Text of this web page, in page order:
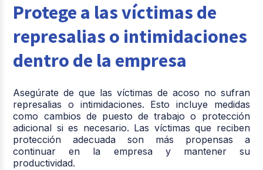
Protege a las víctimas de
represalias o intimidaciones
dentro de la empresa
Asegúrate de que las víctimas de acoso no sufran
represalias o intimidaciones. Esto incluye medidas
como cambios de puesto de trabajo o protección
adicional si es necesario. Las víctimas que reciben
protección adecuada son más propensas a
continuar en la empresa y mantener su
productividad.